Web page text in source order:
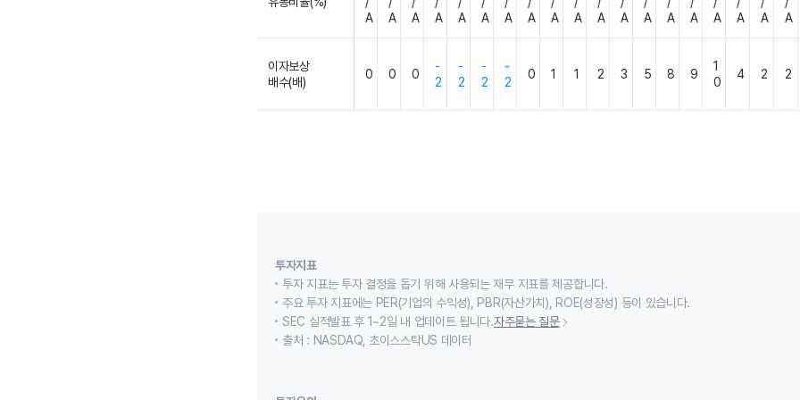
A
A
A
A
A
A
A
A
A
A
A
A
A
A
A
A
A
A
A
이자보상
배수(배)
0 0 0
-
2
-
2
-
2
-
2
0 1 1 2 3 5 8 9
1
0
4 2 2
투자지표
투자 지표는 투자 결정을 돕기 위해 사용되는 재무 지표를 제공합니다.
주요 투자 지표에는 PER(기업의 수익성), PBR(자산가치), ROE(성장성) 등이 있습니다.
SEC 실적발표 후 1~2일 내 업데이트 됩니다.자주묻는 질문
출처 : NASDAQ, 초이스스탁US 데이터